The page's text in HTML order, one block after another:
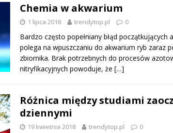
Chemia w akwarium
1 lipca 2018 trendytop.pl 0
Bardzo często popełniany błąd początkujących
polega na wpuszczaniu do akwarium ryb zaraz
zbiornika. Brak potrzebnych do procesów
nitryfikacyjnych powoduje, że […]
Różnica między studiami
dziennymi
19 kwietnia 2018 trendytop.pl 0